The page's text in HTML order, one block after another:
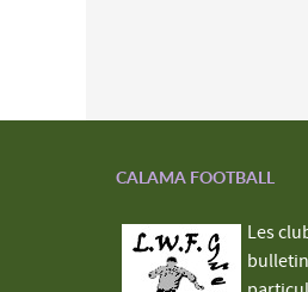
CALAMA FOOTBALL
Les